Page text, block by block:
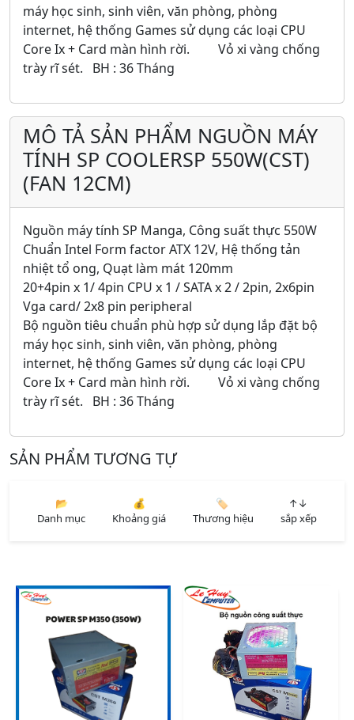
máy học sinh, sinh viên, văn phòng, phòng
internet, hệ thống Games sử dụng các loại CPU
Core Ix + Card màn hình rời. Vỏ xi vàng chống
trày rĩ sét. BH : 36 Tháng
MÔ TẢ SẢN PHẨM NGUỒN MÁY
TÍNH SP COOLERSP 550W(CST)
(FAN 12CM)
Nguồn máy tính SP Manga, Công suất thực 550W
Chuẩn Intel Form factor ATX 12V, Hệ thống tản
nhiệt tổ ong, Quạt làm mát 120mm
20+4pin x 1/ 4pin CPU x 1 / SATA x 2 / 2pin, 2x6pin
Vga card/ 2x8 pin peripheral
Bộ nguồn tiêu chuẩn phù hợp sử dụng lắp đặt bộ
máy học sinh, sinh viên, văn phòng, phòng
internet, hệ thống Games sử dụng các loại CPU
Core Ix + Card màn hình rời. Vỏ xi vàng chống
trày rĩ sét. BH : 36 Tháng
SẢN PHẨM TƯƠNG TỰ
📂
Danh mục
💰
Khoảng giá
🏷️
Thương hiệu
↑↓
sắp xếp